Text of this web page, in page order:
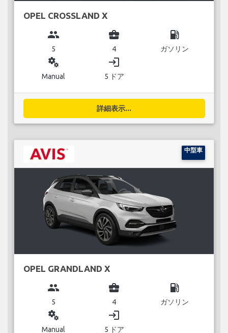
OPEL CROSSLAND X
group
5
business_center
4
local_gas_station
ガソリン
miscellaneous_services
Manual
login
5 ドア
詳細表示...
中型車
OPEL GRANDLAND X
group
5
business_center
4
local_gas_station
ガソリン
miscellaneous_services
Manual
login
5 ドア